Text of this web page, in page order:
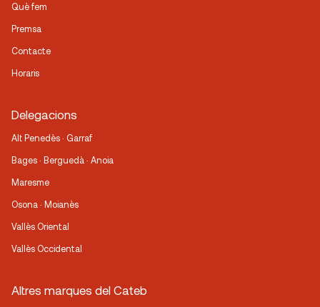
Què fem
Premsa
Contacte
Horaris
Delegacions
Alt Penedès · Garraf
Bages · Berguedà · Anoia
Maresme
Osona · Moianès
Vallès Oriental
Vallès Occidental
Altres marques del Cateb